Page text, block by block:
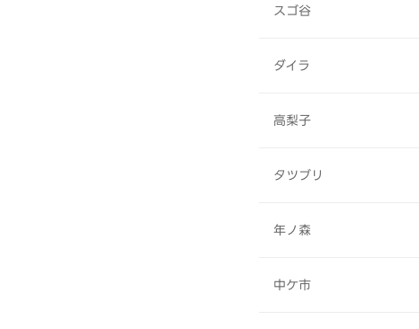
スゴ谷
ダイラ
高梨子
タツブリ
年ノ森
中ケ市